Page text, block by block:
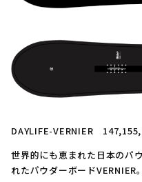
DAYLIFE-VERNIER
世界的にも恵まれた日本のパ
れたパウダーボードVERNIER。